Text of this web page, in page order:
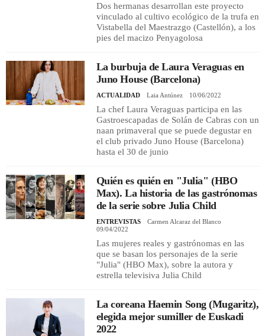
Dos hermanas desarrollan este proyecto
vinculado al cultivo ecológico de la trufa en
Vistabella del Maestrazgo (Castellón), a los
pies del macizo Penyagolosa
La burbuja de Laura Veraguas en
Juno House (Barcelona)
ACTUALIDAD Laia Antúnez 10/06/2022
La chef Laura Veraguas participa en las
Gastroescapadas de Solán de Cabras con un
naan primaveral que se puede degustar en
el club privado Juno House (Barcelona)
hasta el 30 de junio
Quién es quién en "Julia" (HBO
Max). La historia de las gastrónomas
de la serie sobre Julia Child
ENTREVISTAS
Carmen Alcaraz del Blanco
09/04/2022
Las mujeres reales y gastrónomas en las
que se basan los personajes de la serie
"Julia" (HBO Max), sobre la autora y
estrella televisiva Julia Child
La coreana Haemin Song (Mugaritz),
elegida mejor sumiller de Euskadi
2022